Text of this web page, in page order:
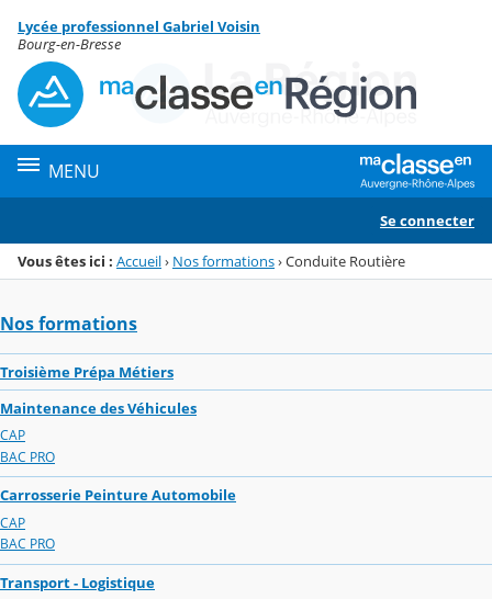
Menu de la rubrique
Contenu
Lycée professionnel Gabriel Voisin
Bourg-en-Bresse
MENU
Se connecter
Vous êtes ici : Accueil› Nos formations›Conduite Routière
Nos formations
Troisième Prépa Métiers
Maintenance des Véhicules
CAP
BAC PRO
Carrosserie Peinture Automobile
CAP
BAC PRO
Transport - Logistique